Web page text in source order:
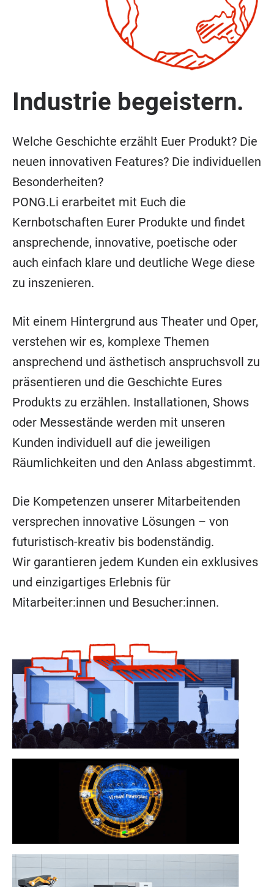
Industrie begeistern.
Welche Geschichte erzählt Euer Produkt? Die
neuen innovativen Features? Die individuellen
Besonderheiten?
PONG.Li erarbeitet mit Euch die
Kernbotschaften Eurer Produkte und findet
ansprechende, innovative, poetische oder
auch einfach klare und deutliche Wege diese
zu inszenieren.
Mit einem Hintergrund aus Theater und Oper,
verstehen wir es, komplexe Themen
ansprechend und ästhetisch anspruchsvoll zu
präsentieren und die Geschichte Eures
Produkts zu erzählen. Installationen, Shows
oder Messestände werden mit unseren
Kunden individuell auf die jeweiligen
Räumlichkeiten und den Anlass abgestimmt.
Die Kompetenzen unserer Mitarbeitenden
versprechen innovative Lösungen – von
futuristisch-kreativ bis bodenständig.
Wir garantieren jedem Kunden ein exklusives
und einzigartiges Erlebnis für
Mitarbeiter:innen und Besucher:innen.